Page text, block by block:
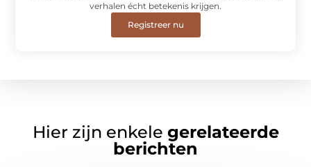
verhalen écht betekenis krijgen.
Registreer nu
Hier zijn enkele gerelateerde
berichten